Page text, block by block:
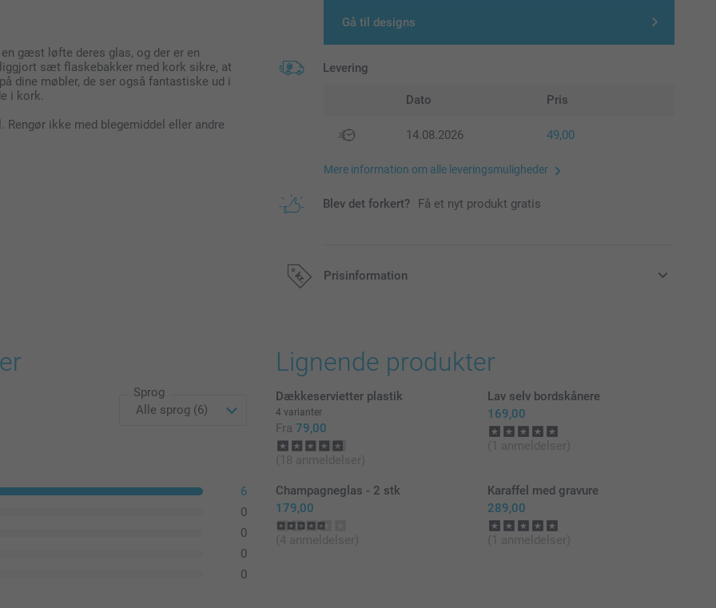
gæst løfte deres glas, og der er en
sæt flaskebakker med kork sikre, at
dine møbler, de ser også fantastiske ud i
i kork.
ikke med blegemiddel eller andre
Gå til designs
Levering
Dato Pris
14.08.2026 49,00
Mere information om alle leveringsmuligheder
Blev det forkert? Få et nyt produkt gratis
Prisinformation
Sprog
6
0
0
0
0
Lignende produkter
Dækkeservietter plastik
4 varianter
Fra 79,00
(18 anmeldelser)
Lav selv bordskånere
169,00
(1 anmeldelser)
Champagneglas - 2 stk
179,00
(4 anmeldelser)
Karaffel med gravure
289,00
(1 anmeldelser)